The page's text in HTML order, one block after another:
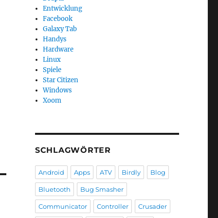
Entwicklung
Facebook
Galaxy Tab
Handys
Hardware
Linux
Spiele
Star Citizen
Windows
Xoom
SCHLAGWÖRTER
Android Apps ATV Birdly Blog
Bluetooth Bug Smasher
Communicator Controller Crusader